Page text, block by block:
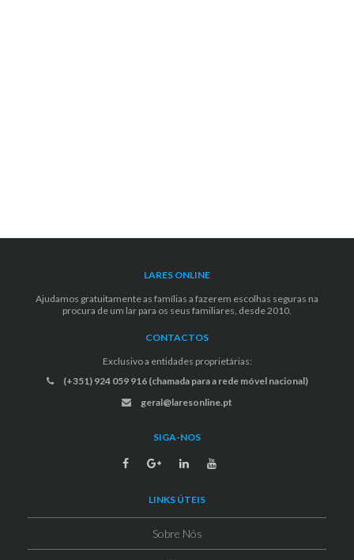
LARES ONLINE
Ajudamos gratuitamente as famílias a fazerem escolhas seguras na
procura de um lar para os seus familiares, desde 2010.
CONTACTOS
Exclusivo a entidades proprietárias:
(+351) 924 059 916 (chamada para a rede móvel nacional)
geral@laresonline.pt
SIGA-NOS
LINKS ÚTEIS
Sobre Nós